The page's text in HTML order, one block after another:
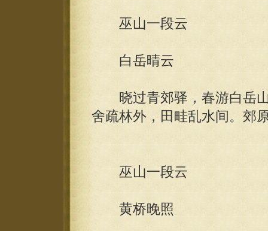
巫山一段云
白岳晴云
晓过青郊驿，春游白岳山
舍疏林外，田畦乱水间。郊
巫山一段云
黄桥晚照